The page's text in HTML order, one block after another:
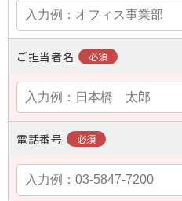
ご担当者名
電話番号